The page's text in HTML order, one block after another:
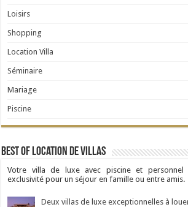
Loisirs
Shopping
Location Villa
Séminaire
Mariage
Piscine
Best Of Location de Villas
Votre villa de luxe avec piscine et
exclusivité pour un séjour en famille ou entre amis.
Deux villas de luxe exceptionnelles à